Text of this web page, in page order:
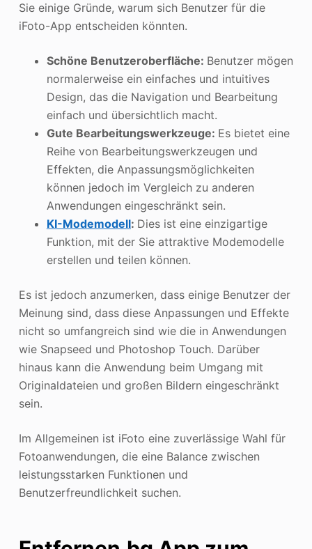
Sie einige Gründe, warum sich Benutzer für die
iFoto-App entscheiden könnten.
Schöne Benutzeroberfläche: Benutzer mögen
normalerweise ein einfaches und intuitives
Design, das die Navigation und Bearbeitung
einfach und übersichtlich macht.
Gute Bearbeitungswerkzeuge: Es bietet eine
Reihe von Bearbeitungswerkzeugen und
Effekten, die Anpassungsmöglichkeiten
können jedoch im Vergleich zu anderen
Anwendungen eingeschränkt sein.
KI-Modemodell: Dies ist eine einzigartige
Funktion, mit der Sie attraktive Modemodelle
erstellen und teilen können.
Es ist jedoch anzumerken, dass einige Benutzer der
Meinung sind, dass diese Anpassungen und Effekte
nicht so umfangreich sind wie die in Anwendungen
wie Snapseed und Photoshop Touch. Darüber
hinaus kann die Anwendung beim Umgang mit
Originaldateien und großen Bildern eingeschränkt
sein.
Im Allgemeinen ist iFoto eine zuverlässige Wahl für
Fotoanwendungen, die eine Balance zwischen
leistungsstarken Funktionen und
Benutzerfreundlichkeit suchen.